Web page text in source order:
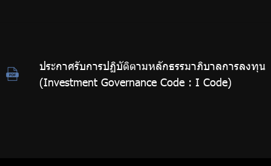
ประกาศรับการปฏิบัติตามหลักธรรมาภิบาลการลงทุน
(Investment Governance Code : I Code)